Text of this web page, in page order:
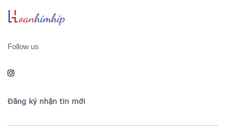
Follow us
Đăng ký nhận tin mới